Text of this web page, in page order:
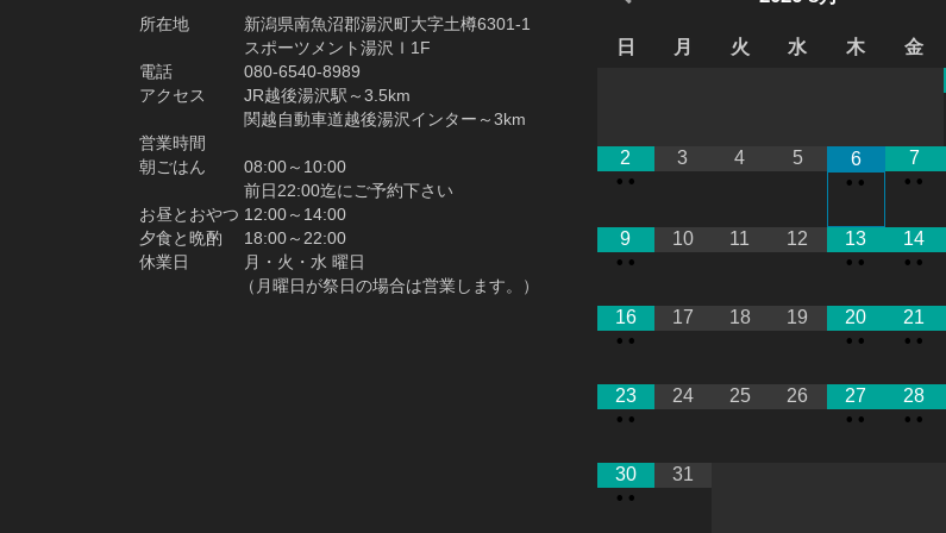
所在地 新潟県南魚沼郡湯沢町大字土樽6301-1
スポーツメント湯沢Ｉ1F
電話 080-6540-8989
アクセス JR越後湯沢駅～3.5km
関越自動車道越後湯沢インター～3km
営業時間
朝ごはん 08:00～10:00
前日22:00迄にご予約下さい
お昼とおやつ 12:00～14:00
夕食と晩酌 18:00～22:00
休業日 月・火・水 曜日
（月曜日が祭日の場合は営業します。）
日 月 火 水 木 金
2
• •
3 4 5
6
• •
7
• •
9
• •
10 11 12
13
• •
14
• •
16
• •
17 18 19
20
• •
21
• •
23
• •
24 25 26
27
• •
28
• •
30
• •
31